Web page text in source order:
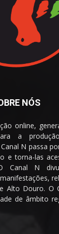
NÓS
online,
a
N passa
e torna-las
Canal N
Alto Douro. O
de âmbito